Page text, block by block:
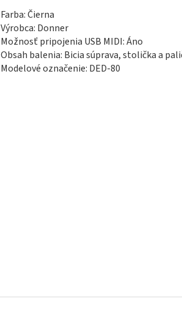
Farba: Čierna
Výrobca: Donner
Možnosť pripojenia USB MIDI: Áno
Obsah balenia: Bicia súprava, stolička a
Modelové označenie: DED-80